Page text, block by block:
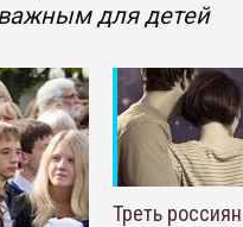
для детей
Треть